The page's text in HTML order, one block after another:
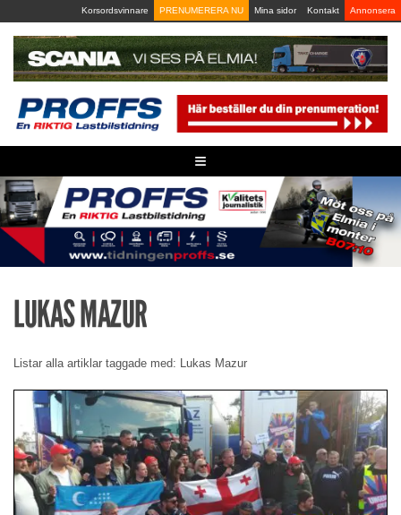
to
content
Korsordsvinnare PRENUMERERA NU Mina sidor Kontakt Annonsera
≡
LUKAS MAZUR
Listar alla artiklar taggade med: Lukas Mazur